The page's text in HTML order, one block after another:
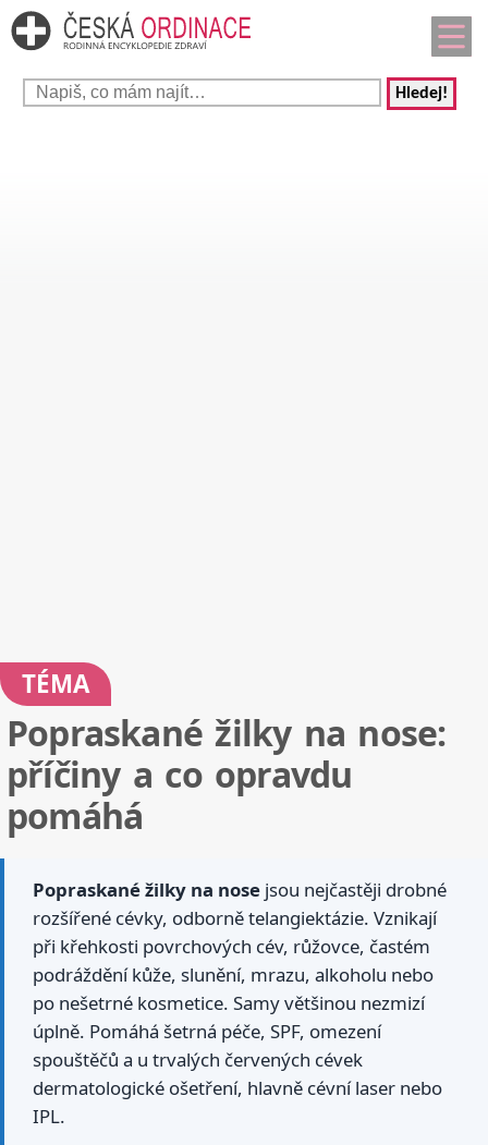
Hledej!
TÉMA
Popraskané žilky na nose:
příčiny a co opravdu
pomáhá
Popraskané žilky na nose jsou nejčastěji drobné
rozšířené cévky, odborně telangiektázie. Vznikají
při křehkosti povrchových cév, růžovce, častém
podráždění kůže, slunění, mrazu, alkoholu nebo
po nešetrné kosmetice. Samy většinou nezmizí
úplně. Pomáhá šetrná péče, SPF, omezení
spouštěčů a u trvalých červených cévek
dermatologické ošetření, hlavně cévní laser nebo
IPL.